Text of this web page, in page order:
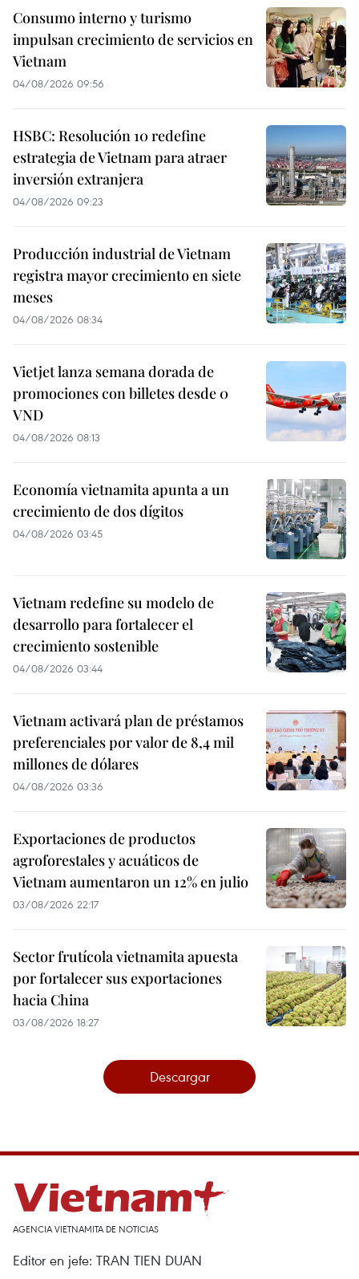
Consumo interno y turismo
impulsan crecimiento de servicios en
Vietnam
04/08/2026 09:56
HSBC: Resolución 10 redefine
estrategia de Vietnam para atraer
inversión extranjera
04/08/2026 09:23
Producción industrial de Vietnam
registra mayor crecimiento en siete
meses
04/08/2026 08:34
Vietjet lanza semana dorada de
promociones con billetes desde 0
VND
04/08/2026 08:13
Economía vietnamita apunta a un
crecimiento de dos dígitos
04/08/2026 03:45
Vietnam redefine su modelo de
desarrollo para fortalecer el
crecimiento sostenible
04/08/2026 03:44
Vietnam activará plan de préstamos
preferenciales por valor de 8,4 mil
millones de dólares
04/08/2026 03:36
Exportaciones de productos
agroforestales y acuáticos de
Vietnam aumentaron un 12% en julio
03/08/2026 22:17
Sector frutícola vietnamita apuesta
por fortalecer sus exportaciones
hacia China
03/08/2026 18:27
Descargar
AGENCIA VIETNAMITA DE NOTICIAS
Editor en jefe: TRAN TIEN DUAN